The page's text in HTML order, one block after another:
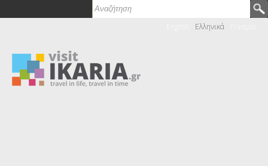
Φόρμα αναζήτησης
Αναζήτηση
Ελληνικά